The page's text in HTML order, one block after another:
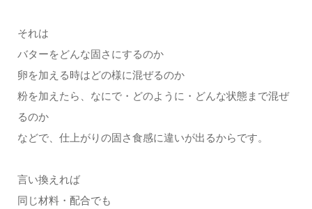
それは
バターをどんな固さにするのか
卵を加える時はどの様に混ぜるのか
粉を加えたら、なにで・どのように・どんな状態まで混ぜ
るのか
などで、仕上がりの固さ食感に違いが出るからです。
言い換えれば
同じ材料・配合でも